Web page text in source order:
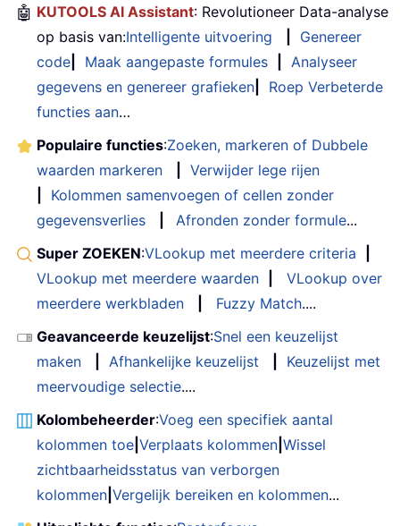
🤖 KUTOOLS AI Assistant: Revolutioneer Data-analyse
op basis van:Intelligente uitvoering
Genereer
code
Maak aangepaste formules
Analyseer
gegevens en genereer grafieken
Roep Verbeterde
functies aan…
Populaire functies:Zoeken, markeren of Dubbele
waarden markeren
Verwijder lege rijen
Kolommen samenvoegen of cellen zonder
gegevensverlies
Afronden zonder formule...
Super ZOEKEN:VLookup met meerdere criteria
VLookup met meerdere waarden
VLookup over
meerdere werkbladen
Fuzzy Match....
Geavanceerde keuzelijst:Snel een keuzelijst
maken
Afhankelijke keuzelijst
Keuzelijst met
meervoudige selectie....
Kolombeheerder:Voeg een specifiek aantal
kolommen toe Verplaats kolommen Wissel
zichtbaarheidsstatus van verborgen
kolommen Vergelijk bereiken en kolommen...